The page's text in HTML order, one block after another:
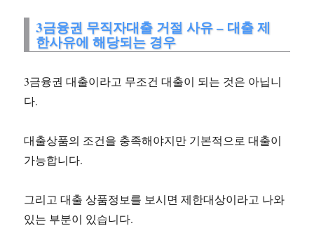
3금융권 무직자대출 거절 사유 – 대출 제
한사유에 해당되는 경우
3금융권 대출이라고 무조건 대출이 되는 것은 아닙니
다.
대출상품의 조건을 충족해야지만 기본적으로 대출이
가능합니다.
그리고 대출 상품정보를 보시면 제한대상이라고 나와
있는 부분이 있습니다.